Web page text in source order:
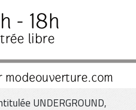
UNDERGROUND,